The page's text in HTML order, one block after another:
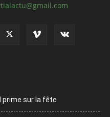
prime sur la fête